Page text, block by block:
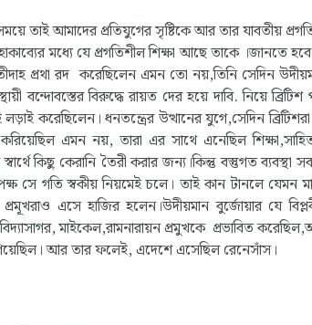
তাই আমাদের প্রতিযুগের সৃষ্টিকে আর তার যাবতীয়
মধ্যে যে প্রগতিশীল শিক্ষা আছে তাকে ।জানতে
প্রথা রদ করেছিলেন এমন তো নয়,তিনি সেদিন
বন্দোবস্তের বিরুদ্ধে রায়ত দের হয়ে দাবি. নিয়ে
করেছিলেন। ধনতন্ত্রের উত্থানের যুগে,সেদিন
এমন নয়, তারা এর সাথে এনেছিল
স্বার্থে কিছু কেরানি তৈরী করার জন্য।কিন্তু বস্তুগত
সে গতি স্বকীয় নিয়মেই চলে। তাই কান টানলে
প্রমূখরাও এসে হাজির হলেন।উদীয়মান বুর্জোয়ার যে
মাইকেল,রামনারায়ন প্রমুখকে প্রভাবিত
আর তার ফলেই, এদেশে এসেছিল রেনেসাঁস।